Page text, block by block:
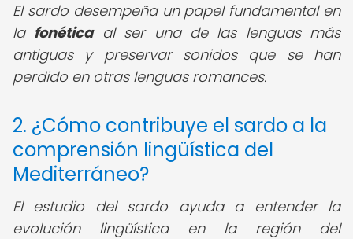
El sardo desempeña un papel fundamental en
la fonéticaal ser una de las lenguas más
antiguas y preservar sonidos que se han
perdido en otras lenguas romances.
2. ¿Cómo contribuye el sardo a la
comprensión lingüística del
Mediterráneo?
El estudio del sardo ayuda a entender la
evolución lingüística en la región del